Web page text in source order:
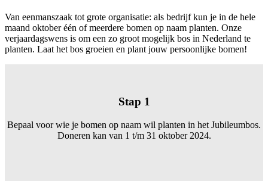
Van eenmanszaak tot grote organisatie: als bedrijf kun je in de hele
maand oktober één of meerdere bomen op naam planten. Onze
verjaardagswens is om een zo groot mogelijk bos in Nederland te
planten. Laat het bos groeien en plant jouw persoonlijke bomen!
Stap 1
Bepaal voor wie je bomen op naam wil planten in het Jubileumbos.
Doneren kan van 1 t/m 31 oktober 2024.